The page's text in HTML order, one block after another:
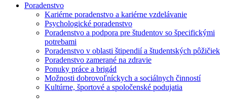
Poradenstvo
Kariérne poradenstvo a kariérne vzdelávanie
Psychologické poradenstvo
Poradenstvo a podpora pre študentov so špecifickými
potrebami
Poradenstvo v oblasti štipendií a študentských pôžičiek
Poradenstvo zamerané na zdravie
Ponuky práce a brigád
Možnosti dobrovoľníckych a sociálnych činností
Kultúrne, športové a spoločenské podujatia